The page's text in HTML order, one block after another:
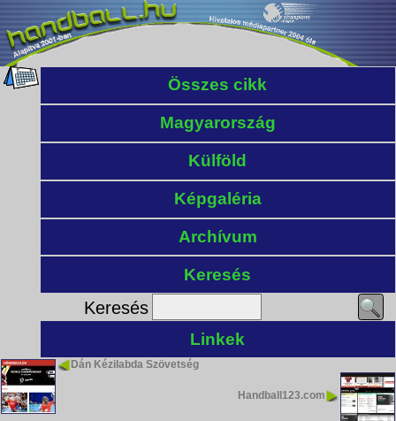
Összes cikk
Magyarország
Külföld
Képgaléria
Archívum
Keresés
Keresés
Linkek
Dán Kézilabda Szövetség
Handball123.com